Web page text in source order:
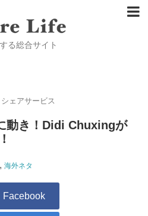
る総合サイト
シェアサービス
動き！Didi Chuxingが
,海外ネタ